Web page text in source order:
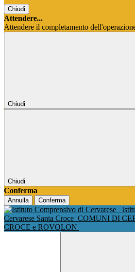
Chiudi
Attendere...
Attendere il completamento
Chiudi
Chiudi
Conferma
Annulla Conferma
Cervarese Santa Croce COMUNI DI
CROCE e ROVOLON